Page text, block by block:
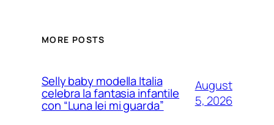
MORE POSTS
Selly baby modella Italia
celebra la fantasia infantile
con “Luna lei mi guarda”
August
5, 2026